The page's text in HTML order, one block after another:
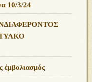
10/3/24
ἐμβολιασμός